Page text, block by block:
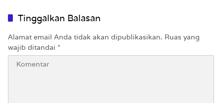
Tinggalkan Balasan
Alamat email Anda tidak akan dipublikasikan. Ruas yang
wajib ditandai *